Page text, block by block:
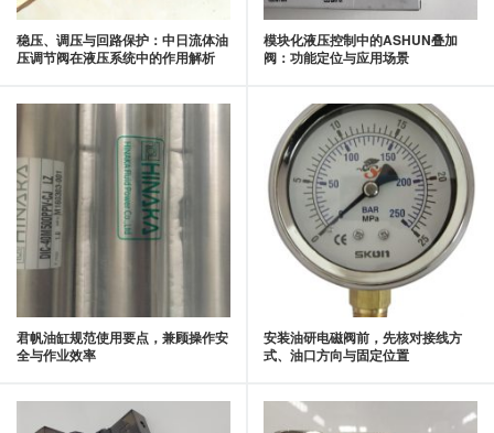
稳压、调压与回路保护：中日流体油
压调节阀在液压系统中的作用解析
模块化液压控制中的ASHUN叠加
阀：功能定位与应用场景
君帆油缸规范使用要点，兼顾操作安
全与作业效率
安装油研电磁阀前，先核对接线方
式、油口方向与固定位置